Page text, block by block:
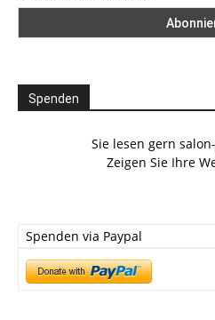
Spenden
Sie lesen gern
Zeigen Sie Ihre
Spenden via Paypal